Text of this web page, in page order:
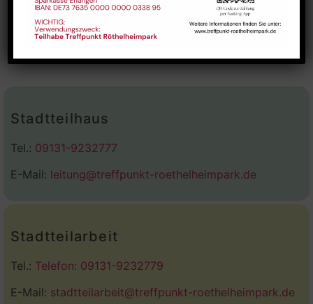
Offene englisch-spanische
Art Class conducted by
Stadtteilhaus
Tel.: 09131-9232777
E-Mail: leitung@treffpunkt-roethelheimpark.de
Stadtteilarbeit
Tel.: Telefon: 09131-9232779
E-Mail: stadtteilarbeit@treffpunkt-roethelheimpark.de